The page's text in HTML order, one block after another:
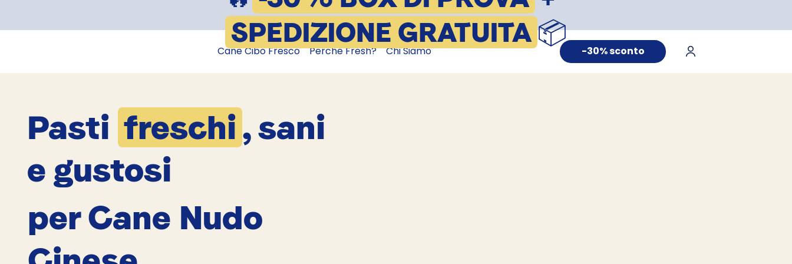
Cane Cibo Fresco Perché Fresh? Chi Siamo -30% sconto
SPEDIZIONE GRATUITA📦
Pasti freschi, sani
e gustosi
per Cane Nudo